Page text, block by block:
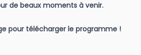
de beaux moments à venir.
pour télécharger le programme !